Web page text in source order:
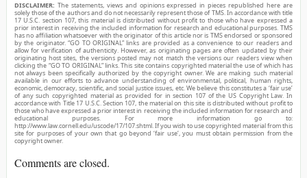
DISCLAIMER: The statements, views and opinions expressed in pieces republished here are
solely those of the authors and do not necessarily represent those of TMS. In accordance with title
17 U.S.C. section 107, this material is distributed without profit to those who have expressed a
prior interest in receiving the included information for research and educational purposes. TMS
has no affiliation whatsoever with the originator of this article nor is TMS endorsed or sponsored
by the originator. “GO TO ORIGINAL” links are provided as a convenience to our readers and
allow for verification of authenticity. However, as originating pages are often updated by their
originating host sites, the versions posted may not match the versions our readers view when
clicking the “GO TO ORIGINAL” links. This site contains copyrighted material the use of which has
not always been specifically authorized by the copyright owner. We are making such material
available in our efforts to advance understanding of environmental, political, human rights,
economic, democracy, scientific, and social justice issues, etc. We believe this constitutes a ‘fair use’
of any such copyrighted material as provided for in section 107 of the US Copyright Law. In
accordance with Title 17 U.S.C. Section 107, the material on this site is distributed without profit to
those who have expressed a prior interest in receiving the included information for research and
educational purposes. For more information go to:
http://www.law.cornell.edu/uscode/17/107.shtml. If you wish to use copyrighted material from this
site for purposes of your own that go beyond ‘fair use’, you must obtain permission from the
copyright owner.
Comments are closed.